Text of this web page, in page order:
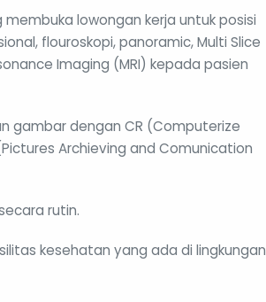
lowongan kerja untuk posisi
flouroskopi, panoramic, Multi Slice
Imaging (MRI) kepada pasien
gambar dengan CR (Computerize
Archieving and Comunication
rutin.
kesehatan yang ada di lingkungan